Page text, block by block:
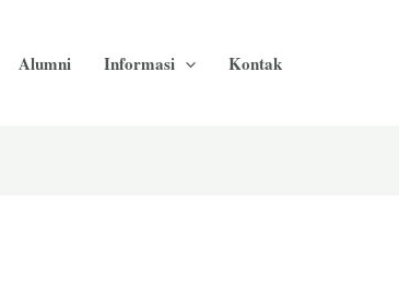
Alumni Informasi Kontak